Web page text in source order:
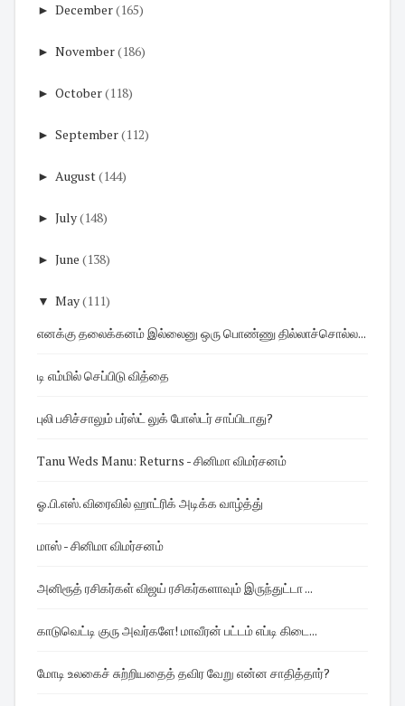
► December(165)
► November(186)
► October(118)
► September(112)
► August(144)
► July(148)
► June (138)
▼ May(111)
எனக்கு தலைக்கனம் இல்லைனு ஒரு பொண்ணு தில்லாச்சொல்ல...
டி எம்மில் செப்பிடு வித்தை
புலி பசிச்சாலும் பர்ஸ்ட் லுக் போஸ்டர் சாப்பிடாது?
Tanu Weds Manu: Returns - சினிமா விமர்சனம்
ஓ.பி.எஸ். விரைவில் ஹாட்ரிக் அடிக்க வாழ்த்து்
மாஸ் - சினிமா விமர்சனம்
அனிரூத் ரசிகர்கள் விஜய் ரசிகர்களாவும் இருந்துட்டா ...
காடுவெட்டி குரு அவர்களே! மாவீரன் பட்டம் எப்டி கிடை...
மோடி உலகைச் சுற்றியதைத் தவிர வேறு என்ன சாதித்தார்?